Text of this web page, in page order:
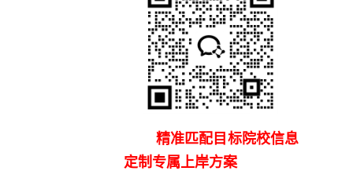
精准匹配目标院校信息
定制专属上岸方案